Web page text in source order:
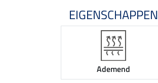
EIGENSCHAPPEN
Ademend